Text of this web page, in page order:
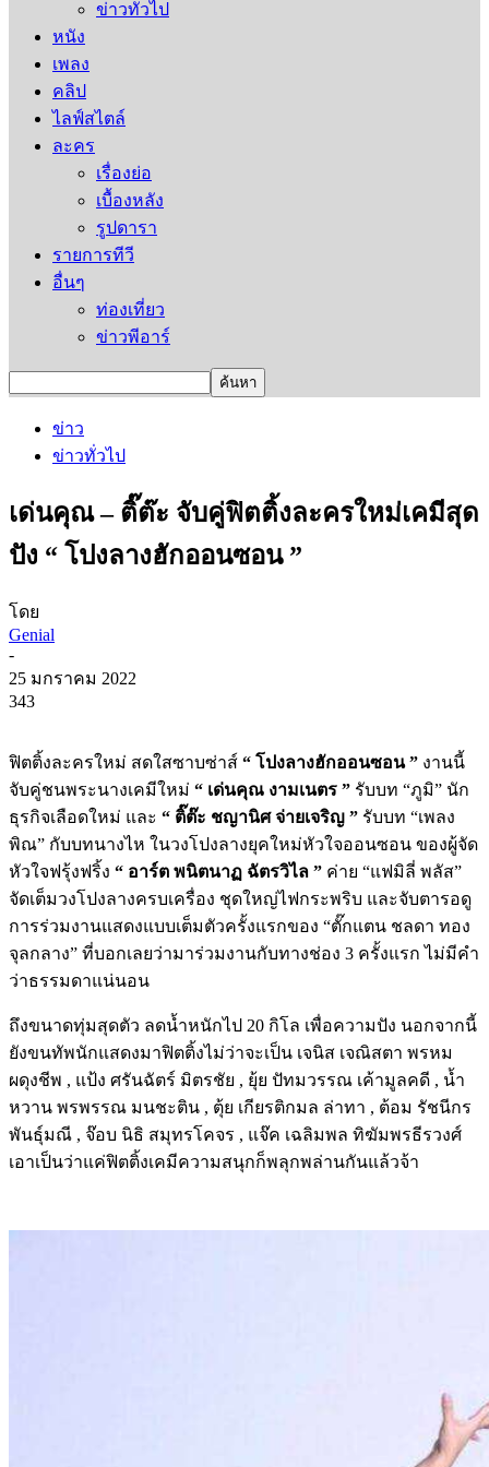
ข่าวทั่วไป
หนัง
เพลง
คลิป
ไลฟ์สไตล์
ละคร
เรื่องย่อ
เบื้องหลัง
รูปดารา
รายการทีวี
อื่นๆ
ท่องเที่ยว
ข่าวพีอาร์
ข่าว
ข่าวทั่วไป
เด่นคุณ – ติ๊ต๊ะ จับคู่ฟิตติ้งละครใหม่เคมีสุด
ปัง “ โปงลางฮักออนซอน ”
โดย
Genial
-
25 มกราคม 2022
343
ฟิตติ้งละครใหม่ สดใสซาบซ่าส์ “ โปงลางฮักออนซอน ” งานนี้
จับคู่ชนพระนางเคมีใหม่ “ เด่นคุณ งามเนตร ” รับบท “ภูมิ” นัก
ธุรกิจเลือดใหม่ และ “ ติ๊ต๊ะ ชญานิศ จ่ายเจริญ ” รับบท “เพลง
พิณ” กับบทนางไห ในวงโปงลางยุคใหม่หัวใจออนซอน ของผู้จัด
หัวใจฟรุ้งฟริ้ง “ อาร์ต พนิตนาฏ ฉัตรวิไล ” ค่าย “แฟมิลี่ พลัส”
จัดเต็มวงโปงลางครบเครื่อง ชุดใหญ่ไฟกระพริบ และจับตารอดู
การร่วมงานแสดงแบบเต็มตัวครั้งแรกของ “ตั๊กแตน ชลดา ทอง
จุลกลาง” ที่บอกเลยว่ามาร่วมงานกับทางช่อง 3 ครั้งแรก ไม่มีคำ
ว่าธรรมดาแน่นอน
ถึงขนาดทุ่มสุดตัว ลดน้ำหนักไป 20 กิโล เพื่อความปัง นอกจากนี้
ยังขนทัพนักแสดงมาฟิตติ้งไม่ว่าจะเป็น เจนิส เจณิสตา พรหม
ผดุงชีพ , แป้ง ศรันฉัตร์ มิตรชัย , ยุ้ย ปัทมวรรณ เค้ามูลคดี , น้ำ
หวาน พรพรรณ มนชะติน , ตุ้ย เกียรติกมล ล่าทา , ต้อม รัชนีกร
พันธุ์มณี , จ๊อบ นิธิ สมุทรโคจร , แจ๊ค เฉลิมพล ทิฆัมพรธีรวงศ์
เอาเป็นว่าแค่ฟิตติ้งเคมีความสนุกก็พลุกพล่านกันแล้วจ้า